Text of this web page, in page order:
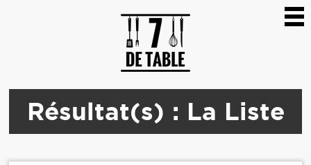
Résultat(s) : La Liste